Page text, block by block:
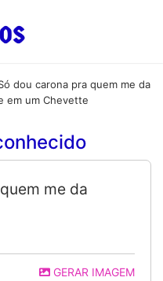
dou carona pra quem me da
em um Chevette
me da
GERAR IMAGEM